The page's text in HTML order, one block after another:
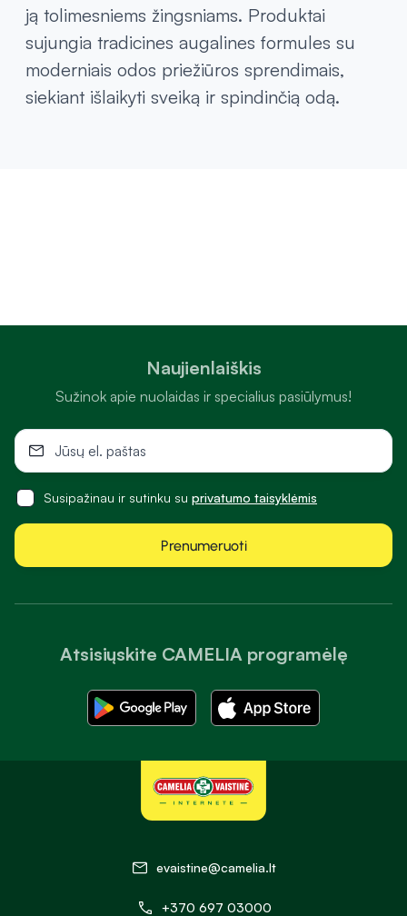
ją tolimesniems žingsniams. Produktai
sujungia tradicines augalines formules su
moderniais odos priežiūros sprendimais,
siekiant išlaikyti sveiką ir spindinčią odą.
Atsisiųskite CAMELIA programėlę
Naujienlaiškis
Sužinok apie nuolaidas ir specialius pasiūlymus!
Susipažinau ir sutinku su privatumo taisyklėmis
Prenumeruoti
evaistine@camelia.lt
+370 697 03000